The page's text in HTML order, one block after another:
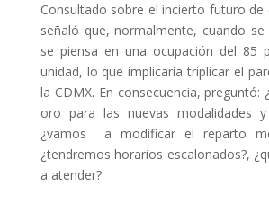
Consultado sobre el incierto futuro de
señaló que, normalmente, cuando
se piensa en una ocupación del 85
unidad, lo que implicaría triplicar el
la CDMX. En consecuencia, preguntó:
oro para las nuevas modalidades
¿vamos a modificar el reparto
¿tendremos horarios escalonados?,
a atender?